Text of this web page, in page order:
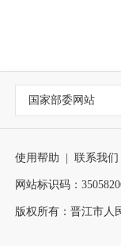
国家部委网站
使用帮助 联系我们
网站标识码：
版权所有：晋江市人